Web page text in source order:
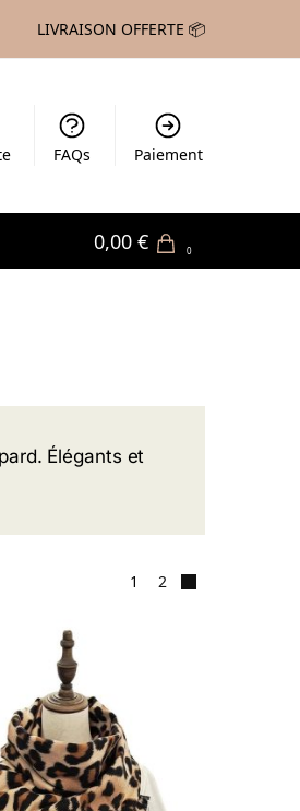
LIVRAISON OFFERTE 📦
FAQs Paiement
0,00 € 0
Élégants et
1 2